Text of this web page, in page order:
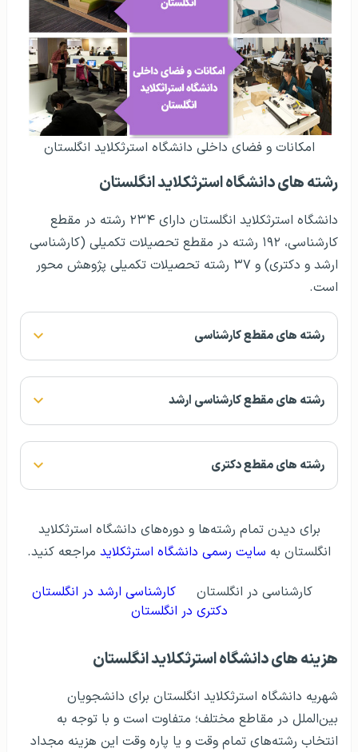
امکانات و فضای داخلی دانشگاه استرثکلاید انگلستان
رشته های دانشگاه استرثکلاید انگلستان
دانشگاه استرثکلاید انگلستان دارای ۲۳۴ رشته در مقطع
کارشناسی، ۱۹۲ رشته در مقطع تحصیلات تکمیلی (کارشناسی
ارشد و دکتری) و ۳۷ رشته تحصیلات تکمیلی پژوهش محور
است.
رشته های مقطع کارشناسی
رشته های مقطع کارشناسی ارشد
رشته های مقطع دکتری
برای دیدن تمام رشته‌ها و دوره‌های دانشگاه استرثکلاید
انگلستان به سایت رسمی دانشگاه استرثکلاید مراجعه کنید.
کارشناسی در انگلستان
کارشناسی ارشد در انگلستان
دکتری در انگلستان
هزينه های دانشگاه استرثکلاید انگلستان
شهریه دانشگاه استرثکلاید انگلستان برای دانشجویان
بین‌الملل در مقاطع مختلف؛ متفاوت است و با توجه به
انتخاب رشته‌های تمام وقت و یا پاره وقت این هزینه مجداد